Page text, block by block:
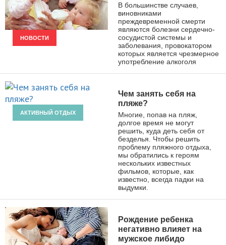
НОВОСТИ
В большинстве случаев,
виновниками
преждевременной смерти
являются болезни сердечно-
сосудистой системы и
заболевания, провокатором
которых является чрезмерное
употребление алкоголя
АКТИВНЫЙ ОТДЫХ
Чем занять себя на
пляже?
Многие, попав на пляж,
долгое время не могут
решить, куда деть себя от
безделья. Чтобы решить
проблему пляжного отдыха,
мы обратились к героям
нескольких известных
фильмов, которые, как
известно, всегда падки на
выдумки.
Рождение ребенка
негативно влияет на
мужское либидо